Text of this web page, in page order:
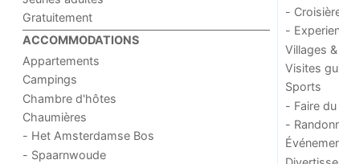
Gratuitement
ACCOMMODATIONS
Appartements
Campings
Chambre d'hôtes
Chaumières
- Het Amsterdamse Bos
- Spaarnwoude
-
-
Villages
Visites
Sports
- Faire
-